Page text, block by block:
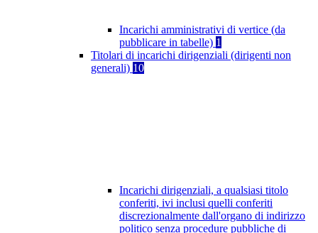
Incarichi amministrativi di vertice (da
pubblicare in tabelle) 1
Titolari di incarichi dirigenziali (dirigenti non
generali) 10
Incarichi dirigenziali, a qualsiasi titolo
conferiti, ivi inclusi quelli conferiti
discrezionalmente dall'organo di indirizzo
politico senza procedure pubbliche di